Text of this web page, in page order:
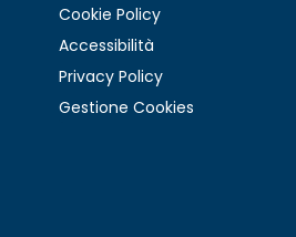
Cookie Policy
Accessibilità
Privacy Policy
Gestione Cookies